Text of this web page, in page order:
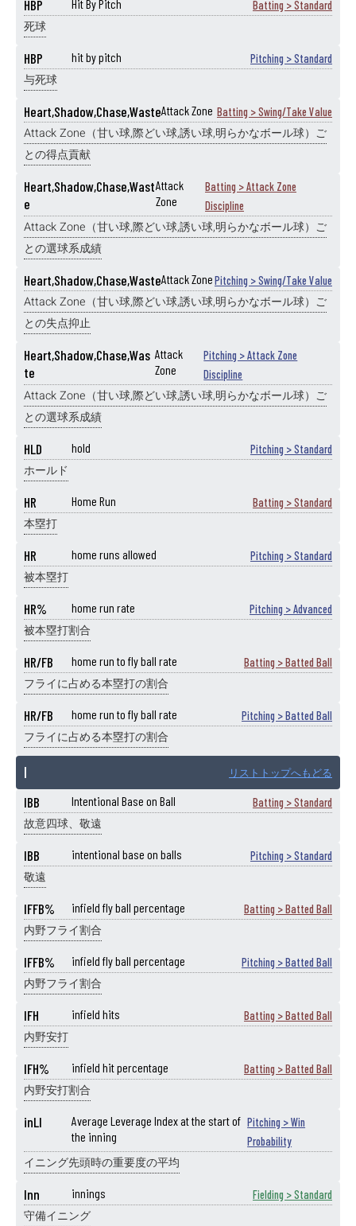
HBP Hit By Pitch Batting > Standard
死球
HBP hit by pitch Pitching > Standard
与死球
Heart,Shadow,Chase,WasteAttack Zone Batting > Swing/Take Value
Attack Zone（甘い球,際どい球,誘い球,明らかなボール球）ご
との得点貢献
Heart,Shadow,Chase,Wast
e
Attack
Zone
Batting > Attack Zone
Discipline
Attack Zone（甘い球,際どい球,誘い球,明らかなボール球）ご
との選球系成績
Heart,Shadow,Chase,WasteAttack ZonePitching > Swing/Take Value
Attack Zone（甘い球,際どい球,誘い球,明らかなボール球）ご
との失点抑止
Heart,Shadow,Chase,Was
te
Attack
Zone
Pitching > Attack Zone
Discipline
Attack Zone（甘い球,際どい球,誘い球,明らかなボール球）ご
との選球系成績
HLD hold Pitching > Standard
ホールド
HR Home Run Batting > Standard
本塁打
HR home runs allowed Pitching > Standard
被本塁打
HR% home run rate Pitching > Advanced
被本塁打割合
HR/FB home run to fly ball rate Batting > Batted Ball
フライに占める本塁打の割合
HR/FB home run to fly ball rate Pitching > Batted Ball
フライに占める本塁打の割合
I リストトップへもどる
IBB Intentional Base on Ball Batting > Standard
故意四球、敬遠
IBB intentional base on balls Pitching > Standard
敬遠
IFFB% infield fly ball percentage Batting > Batted Ball
内野フライ割合
IFFB% infield fly ball percentage Pitching > Batted Ball
内野フライ割合
IFH infield hits Batting > Batted Ball
内野安打
IFH% infield hit percentage Batting > Batted Ball
内野安打割合
inLI
Average Leverage Index at the start of
the inning
Pitching > Win
Probability
イニング先頭時の重要度の平均
Inn innings Fielding > Standard
守備イニング